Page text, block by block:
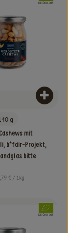
hinzufügen
g
mit
b*fair-Projekt,
bitte
€ / 1kg
, Kontrollstelle:
DE-ÖKO-005
, Verband:
, Kontrollstelle:
DE-ÖKO-005
zu Favouriten hinzufügen